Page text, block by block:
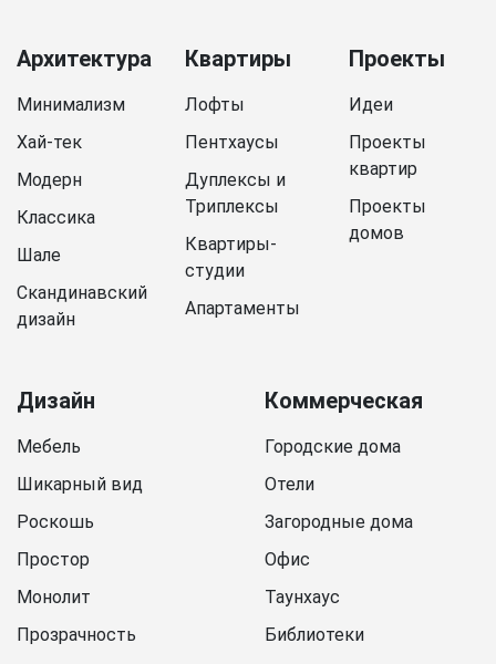
Архитектура
Минимализм
Хай-тек
Модерн
Классика
Шале
Скандинавский
дизайн
Квартиры
Лофты
Пентхаусы
Дуплексы и
Триплексы
Квартиры-
студии
Апартаменты
Проекты
Идеи
Проекты
квартир
Проекты
домов
Дизайн
Мебель
Шикарный вид
Роскошь
Простор
Монолит
Прозрачность
Коммерческая
Городские дома
Отели
Загородные дома
Офис
Таунхаус
Библиотеки